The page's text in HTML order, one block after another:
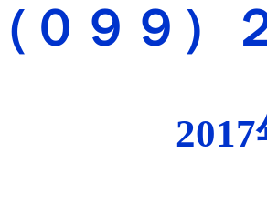
（０９９）